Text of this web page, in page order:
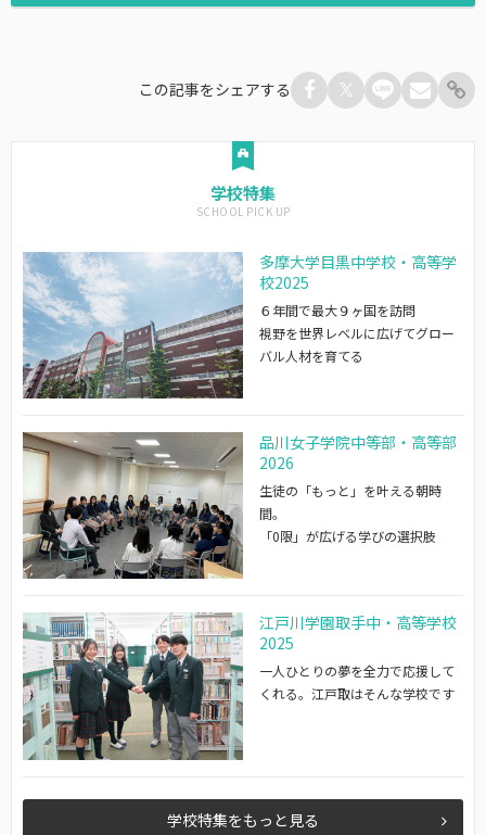
この記事をシェアする
学校特集
多摩大学目黒中学校・高等学
校2025
６年間で最大９ヶ国を訪問
視野を世界レベルに広げてグロー
バル人材を育てる
品川女子学院中等部・高等部
2026
生徒の「もっと」を叶える朝時
間。
「0限」が広げる学びの選択肢
江戸川学園取手中・高等学校
2025
一人ひとりの夢を全力で応援して
くれる。江戸取はそんな学校です
学校特集をもっと見る